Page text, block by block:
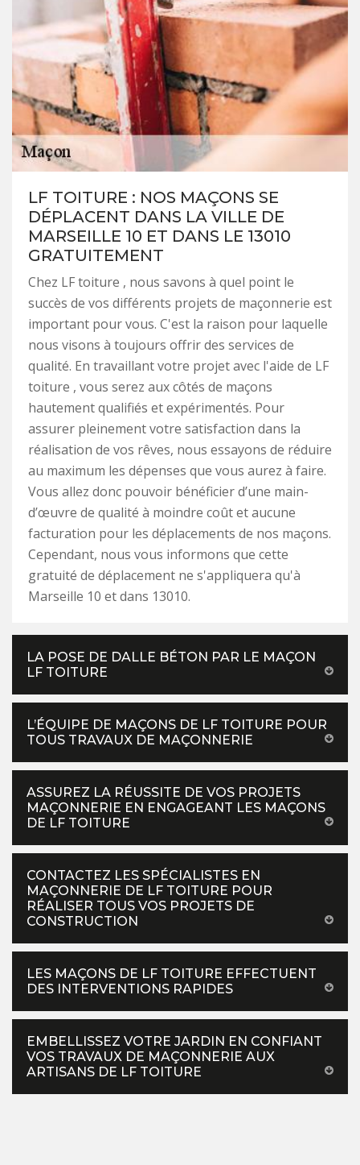
LF TOITURE : NOS MAÇONS SE
DÉPLACENT DANS LA VILLE DE
MARSEILLE 10 ET DANS LE 13010
GRATUITEMENT
Chez LF toiture , nous savons à quel point le
succès de vos différents projets de maçonnerie est
important pour vous. C'est la raison pour laquelle
nous visons à toujours offrir des services de
qualité. En travaillant votre projet avec l'aide de LF
toiture , vous serez aux côtés de maçons
hautement qualifiés et expérimentés. Pour
assurer pleinement votre satisfaction dans la
réalisation de vos rêves, nous essayons de réduire
au maximum les dépenses que vous aurez à faire.
Vous allez donc pouvoir bénéficier d’une main-
d’œuvre de qualité à moindre coût et aucune
facturation pour les déplacements de nos maçons.
Cependant, nous vous informons que cette
gratuité de déplacement ne s'appliquera qu'à
Marseille 10 et dans 13010.
LA POSE DE DALLE BÉTON PAR LE MAÇON
LF TOITURE
L’ÉQUIPE DE MAÇONS DE LF TOITURE POUR
TOUS TRAVAUX DE MAÇONNERIE
ASSUREZ LA RÉUSSITE DE VOS PROJETS
MAÇONNERIE EN ENGAGEANT LES MAÇONS
DE LF TOITURE
CONTACTEZ LES SPÉCIALISTES EN
MAÇONNERIE DE LF TOITURE POUR
RÉALISER TOUS VOS PROJETS DE
CONSTRUCTION
LES MAÇONS DE LF TOITURE EFFECTUENT
DES INTERVENTIONS RAPIDES
EMBELLISSEZ VOTRE JARDIN EN CONFIANT
VOS TRAVAUX DE MAÇONNERIE AUX
ARTISANS DE LF TOITURE